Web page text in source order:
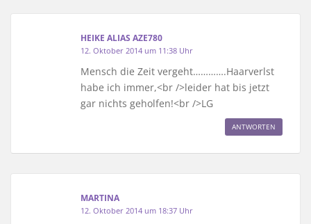
HEIKE ALIAS AZE780
12. Oktober 2014 um 11:38 Uhr
Mensch die Zeit vergeht………….Haarverlst
habe ich immer,<br />leider hat bis jetzt
gar nichts geholfen!<br />LG
ANTWORTEN
MARTINA
12. Oktober 2014 um 18:37 Uhr